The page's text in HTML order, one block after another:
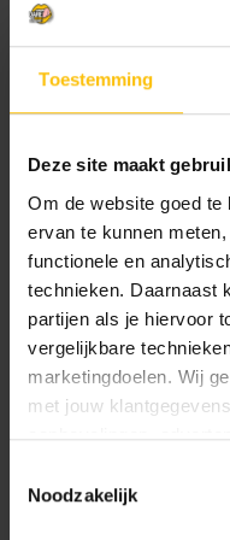
Toestemming
Deze site maakt
Om de website goed
ervan te kunnen
functionele en
technieken. Daarnaast
partijen als je hiervoor
vergelijkbare
marketingdoelen. Wij
met jouw
aanbevelingen,
ervaringen: je eigen
aanbevelingen,
Noodzakelijk
Verzendkosten
Huidige
Toevoegen
We mailen je
voorraad is.